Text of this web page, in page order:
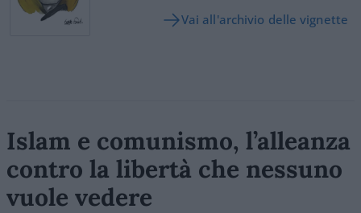
Vai all'archivio delle vignette
Islam e comunismo, l’alleanza
contro la libertà che nessuno
vuole vedere